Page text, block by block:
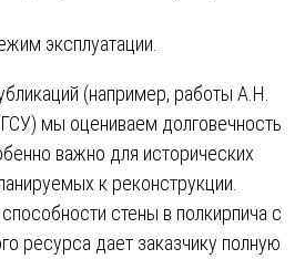
эксплуатации.
(например, работы А.Н.
мы оцениваем долговечность
важно для исторических
к реконструкции.
стены в полкирпича с
ресурса дает заказчику полную